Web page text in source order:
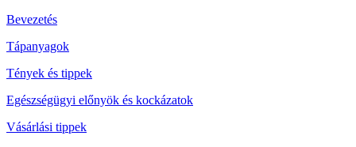
Bevezetés
Tápanyagok
Tények és tippek
Egészségügyi előnyök és kockázatok
Vásárlási tippek